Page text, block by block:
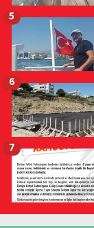
5
6
7